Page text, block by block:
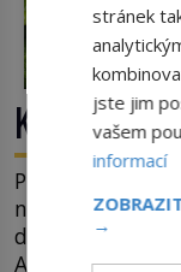
Kde se
Prostě období,
nehrají, v
dovolené a
A vymýšlejí si
stránek
jste jim
vašem
informací
→